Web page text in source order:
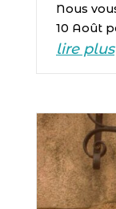
Nous
10 Août
lire plus